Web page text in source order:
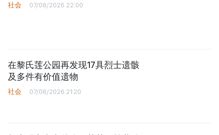
社会 07/08/2026 22:00
在黎氏莲公园再发现17具烈士遗骸
及多件有价值遗物
社会 07/08/2026 21:20